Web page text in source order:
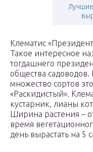
Клематис
Такое интересное
тогдашнего
общества
множество сортов
«Раскидистый».
кустарник, лианы
Ширина растения –
время
день вырастать на 5